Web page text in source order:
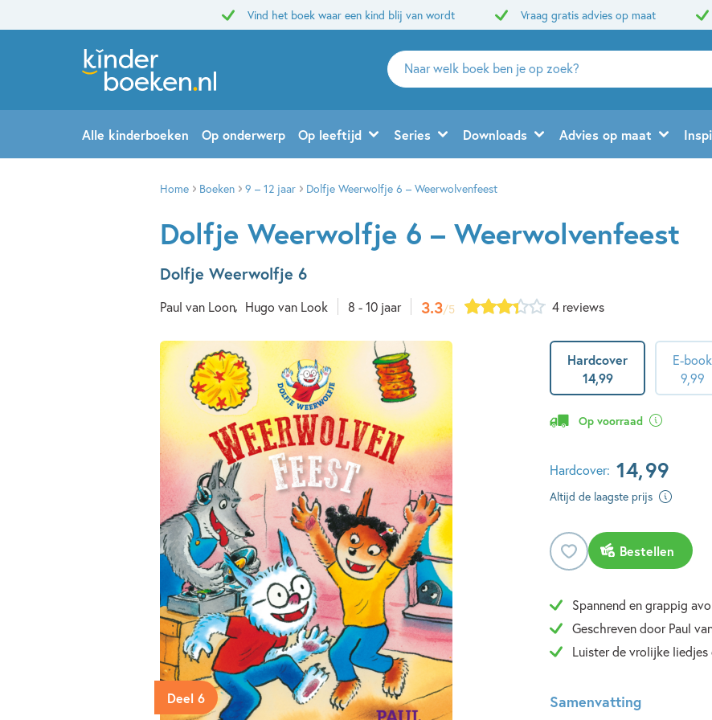
Vind het boek waar een kind blij van wordt Vraag gratis advies op maat
Zoeken
naar
en
uitgevers
Alle kinderboeken Op onderwerp Op leeftijd Series Downloads Advies op maat
Home Boeken 9 – 12 jaar Dolfje Weerwolfje 6 – Weerwolvenfeest
Dolfje Weerwolfje 6 – Weerwolvenfeest
Dolfje Weerwolfje 6
Paul van Loon Hugo van Look 8 - 10 jaar 3.3/5 4 reviews
Deel 6
Hardcover
14,99
E-book
9,99
Op voorraad
Hardcover: 14,99
Altijd de laagste prijs
Bestellen
Spannend en grappig
Geschreven door Paul
Luister de vrolijke liedjes
Samenvatting